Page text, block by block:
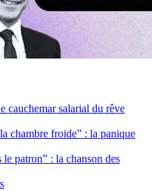
cauchemar salarial du rêve
chambre froide” : la panique
patron” : la chanson des